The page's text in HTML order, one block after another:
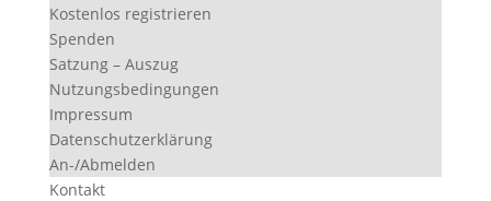
Kostenlos registrieren
Spenden
Satzung – Auszug
Nutzungsbedingungen
Impressum
Datenschutzerklärung
An-/Abmelden
Kontakt